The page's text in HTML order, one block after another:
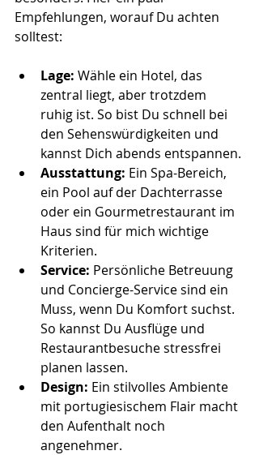
Empfehlungen, worauf Du achten
solltest:
Lage: Wähle ein Hotel, das
zentral liegt, aber trotzdem
ruhig ist. So bist Du schnell bei
den Sehenswürdigkeiten und
kannst Dich abends entspannen.
Ausstattung: Ein Spa-Bereich,
ein Pool auf der Dachterrasse
oder ein Gourmetrestaurant im
Haus sind für mich wichtige
Kriterien.
Service: Persönliche Betreuung
und Concierge-Service sind ein
Muss, wenn Du Komfort suchst.
So kannst Du Ausflüge und
Restaurantbesuche stressfrei
planen lassen.
Design: Ein stilvolles Ambiente
mit portugiesischem Flair macht
den Aufenthalt noch
angenehmer.